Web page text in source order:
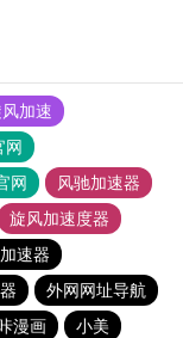
加速
网
网
风驰加速器
旋风加速度器
速器
外网网址导航
漫画
小美